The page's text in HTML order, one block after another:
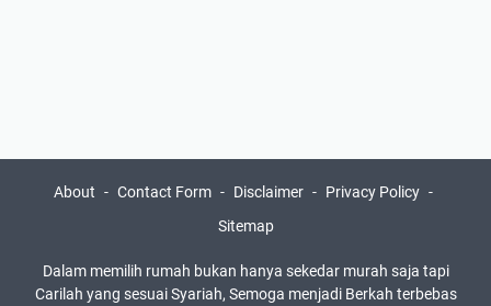
About Contact Form Disclaimer
Privacy Policy
Sitemap
Dalam memilih rumah bukan hanya sekedar murah saja tapi
Carilah yang sesuai Syariah, Semoga menjadi Berkah terbebas